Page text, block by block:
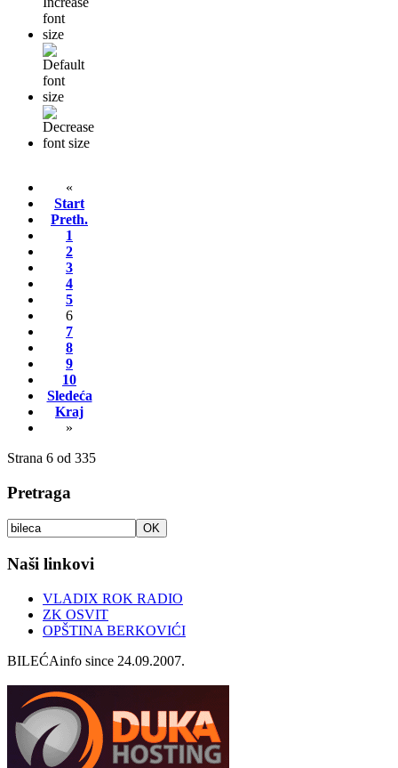
«
Start
Preth.
1
2
3
4
5
6
7
8
9
10
Sledeća
Kraj
»
Strana 6 od 335
Pretraga
Naši linkovi
VLADIX ROK RADIO
ZK OSVIT
OPŠTINA BERKOVIĆI
BILEĆAinfo since 24.09.2007.